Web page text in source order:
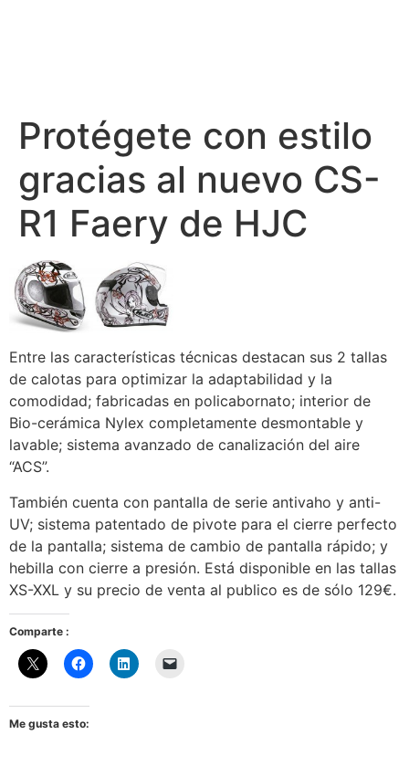
Protégete con estilo
gracias al nuevo CS-
R1 Faery de HJC
Entre las características técnicas destacan sus 2 tallas
de calotas para optimizar la adaptabilidad y la
comodidad; fabricadas en policabornato; interior de
Bio-cerámica Nylex completamente desmontable y
lavable; sistema avanzado de canalización del aire
“ACS”.
También cuenta con pantalla de serie antivaho y anti-
UV; sistema patentado de pivote para el cierre perfecto
de la pantalla; sistema de cambio de pantalla rápido; y
hebilla con cierre a presión. Está disponible en las tallas
XS-XXL y su precio de venta al publico es de sólo 129€.
Comparte :
Me gusta esto: